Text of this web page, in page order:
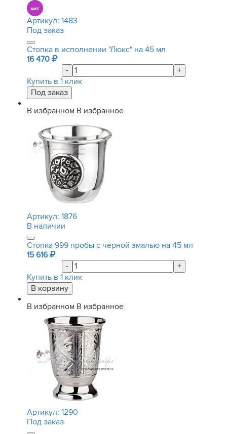
Артикул: 1483
Под заказ
Стопка в исполнении "Люкс" на 45 мл
16 470
-
+
Купить в 1 клик
В избранном В избранное
Артикул: 1876
В наличии
Стопка 999 пробы с черной эмалью на 45 мл
15 616
-
+
Купить в 1 клик
В избранном В избранное
Артикул: 1290
Под заказ